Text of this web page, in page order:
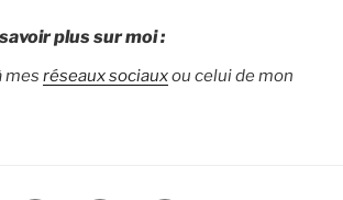
plus sur moi :
mes réseaux sociauxou celui de mon